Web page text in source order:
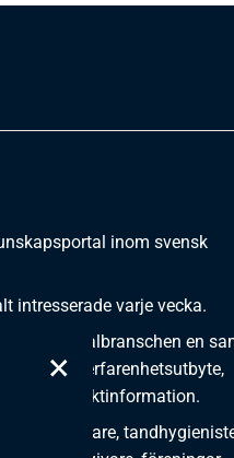
inom svensk
intresserade varje vecka.
inom dentalbranschen en
erfarenhetsutbyte,
och produktinformation.
tandläkare,
×